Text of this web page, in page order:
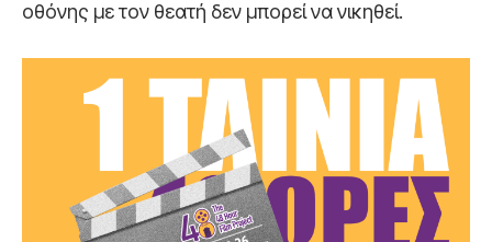
οθόνης με τον θεατή δεν μπορεί να νικηθεί.